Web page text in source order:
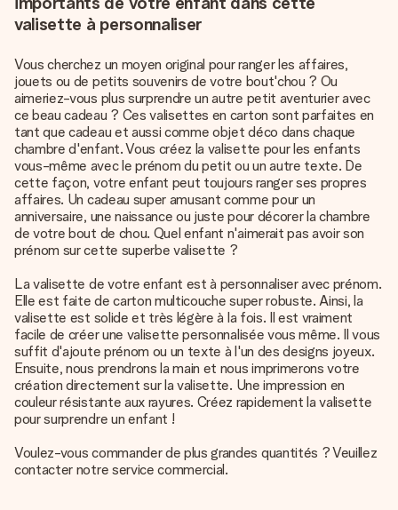
valisette à personnaliser
Vous cherchez un moyen original pour ranger les affaires,
jouets ou de petits souvenirs de votre bout'chou ? Ou
aimeriez-vous plus surprendre un autre petit aventurier avec
ce beau cadeau ? Ces valisettes en carton sont parfaites en
tant que cadeau et aussi comme objet déco dans chaque
chambre d'enfant. Vous créez la valisette pour les enfants
vous-même avec le prénom du petit ou un autre texte. De
cette façon, votre enfant peut toujours ranger ses propres
affaires. Un cadeau super amusant comme pour un
anniversaire, une naissance ou juste pour décorer la chambre
de votre bout de chou. Quel enfant n'aimerait pas avoir son
prénom sur cette superbe valisette ?
La valisette de votre enfant est à personnaliser avec prénom.
Elle est faite de carton multicouche super robuste. Ainsi, la
valisette est solide et très légère à la fois. Il est vraiment
facile de créer une valisette personnalisée vous même. Il vous
suffit d'ajoute prénom ou un texte à l'un des designs joyeux.
Ensuite, nous prendrons la main et nous imprimerons votre
création directement sur la valisette. Une impression en
couleur résistante aux rayures. Créez rapidement la valisette
pour surprendre un enfant !
Voulez-vous commander de plus grandes quantités ? Veuillez
contacter notre service commercial.